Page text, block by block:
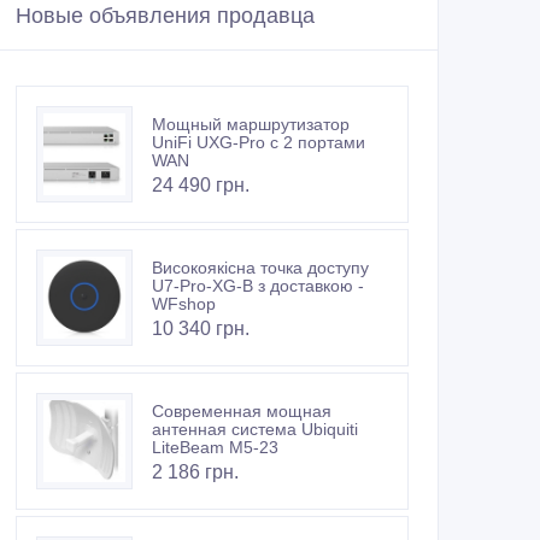
Новые объявления продавца
Мощный маршрутизатор
UniFi UXG-Pro с 2 портами
WAN
24 490 грн.
Високоякісна точка доступу
U7-Pro-XG-B з доставкою -
WFshop
10 340 грн.
Современная мощная
антенная система Ubiquiti
LiteBeam M5-23
2 186 грн.